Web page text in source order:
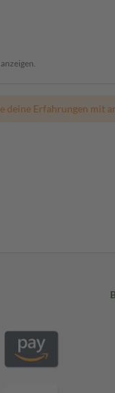
deine Erfahrungen mit